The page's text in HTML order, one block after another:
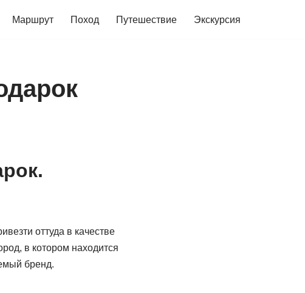
Маршрут Поход Путешествие Экскурсия
оттуда в качестве
в котором находится
бренд.